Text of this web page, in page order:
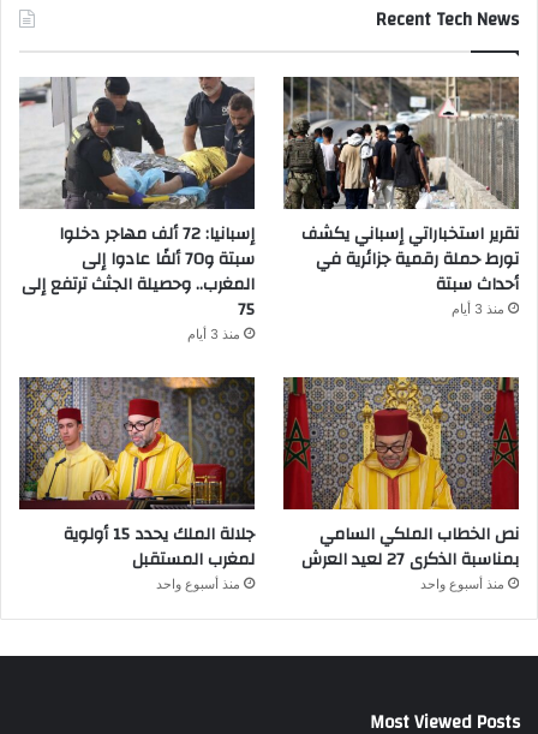
Recent Tech News
تقرير استخباراتي إسباني يكشف
تورط حملة رقمية جزائرية في
أحداث سبتة
منذ 3 أيام
إسبانيا: 72 ألف مهاجر دخلوا
سبتة و70 ألفًا عادوا إلى
المغرب.. وحصيلة الجثث ترتفع إلى
75
منذ 3 أيام
نص الخطاب الملكي السامي
بمناسبة الذكرى 27 لعيد العرش
منذ أسبوع واحد
جلالة الملك يحدد 15 أولوية
لمغرب المستقبل
منذ أسبوع واحد
Most Viewed Posts